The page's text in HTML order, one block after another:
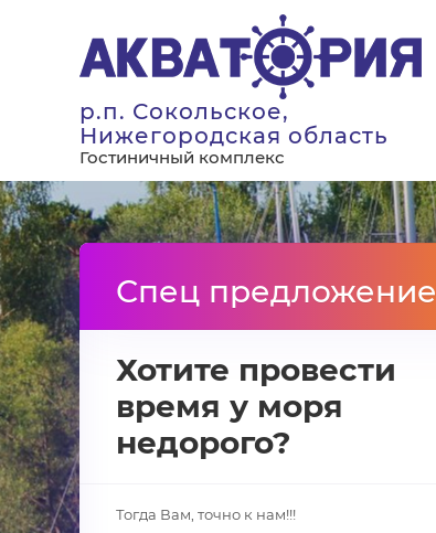
р.п. Сокольское,
Нижегородская область
Гостиничный комплекс
Спец предложение
Хотите провести
время у моря
недорого?
Тогда Вам, точно к нам!!!